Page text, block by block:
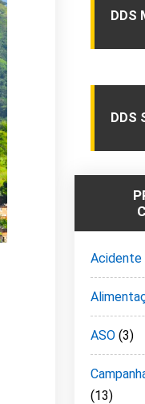
DDS
DDS
Acidente
ASO (3)
(13)